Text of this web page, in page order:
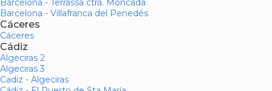
Barcelona - Terrassa ctra. Moncada
Barcelona - Villafranca del Penedés
Cáceres
Cáceres
Cádiz
Algeciras 2
Algeciras 3
Cadiz - Algeciras